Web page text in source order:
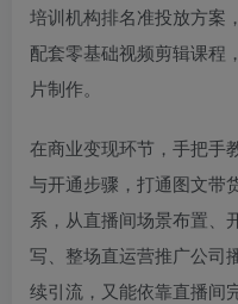
培训机构排名准投放方案
配套零基础视频剪辑课程
片制作。
在商业变现环节，手把手
与开通步骤，打通图文带
系，从直播间场景布置、
写、整场直运营推广公司
续引流，又能依靠直播间